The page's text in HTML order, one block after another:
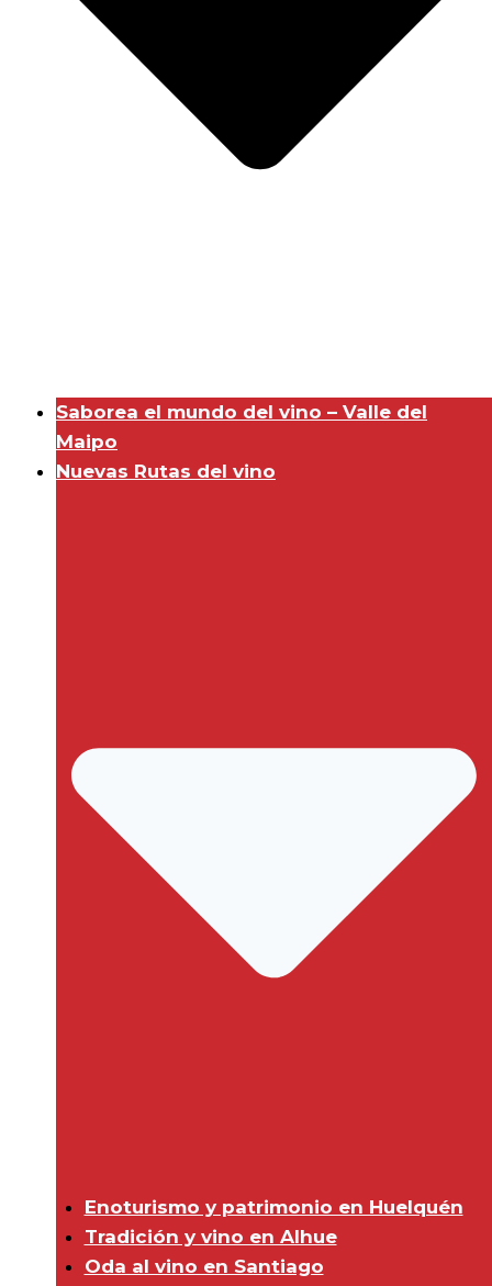
Saborea el mundo del vino – Valle del
Maipo
Nuevas Rutas del vino
Enoturismo y patrimonio en Huelquén
Tradición y vino en Alhue
Oda al vino en Santiago